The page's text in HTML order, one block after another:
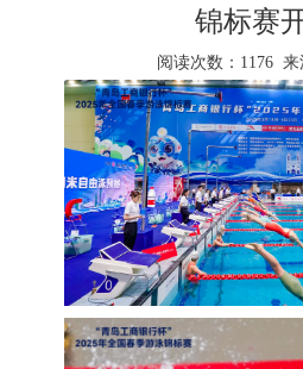
锦标赛
阅读次数： 1176